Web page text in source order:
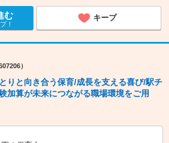
む
！
キープ
）
りと向き合う保育/成長を支える喜び/駅チ
加算が未来につながる職場環境をご用